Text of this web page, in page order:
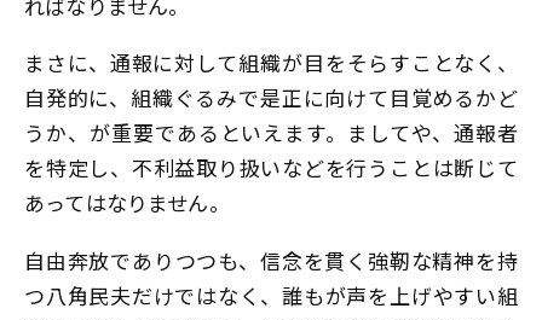
まさに、通報に対して組織が目をそらすことなく、
自発的に、組織ぐるみで是正に向けて目覚めるかど
うか、が重要であるといえます。ましてや、通報者
を特定し、不利益取り扱いなどを行うことは断じて
あってはなりません。
自由奔放でありつつも、信念を貫く強靭な精神を持
つ八角民夫だけではなく、誰もが声を上げやすい組